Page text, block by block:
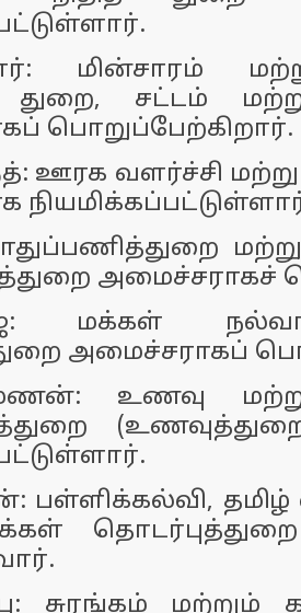
மின்சாரம்
துறை, சட்டம்
பொறுப்பேற்கிறார்.
ஊரக வளர்ச்சி
அமைச்சராகச்
மக்கள்
அமைச்சராகப்
உணவு
பள்ளிக்கல்வி, தமிழ்
சுரங்கம்